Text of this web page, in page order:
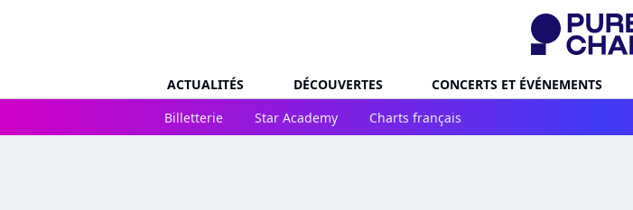
ACTUALITÉS DÉCOUVERTES CONCERTS ET ÉVÉNEMENTS
Billetterie
Star Academy Charts français